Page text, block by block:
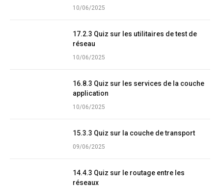
10/06/2025
17.2.3 Quiz sur les utilitaires de test de
réseau
10/06/2025
16.8.3 Quiz sur les services de la couche
application
10/06/2025
15.3.3 Quiz sur la couche de transport
09/06/2025
14.4.3 Quiz sur le routage entre les
réseaux